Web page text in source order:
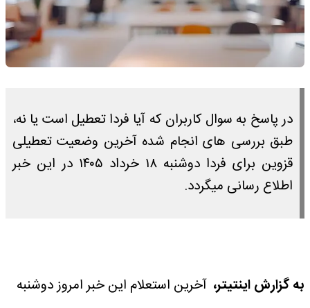
در پاسخ به سوال کاربران که آیا فردا تعطیل است یا نه،
طبق بررسی های انجام شده آخرین وضعیت تعطیلی
قزوین برای فردا دوشنبه ۱۸ خرداد ۱۴۰۵ در این خبر
اطلاع رسانی میگردد.
به گزارش اینتیتر، آخرین استعلام این خبر امروز دوشنبه